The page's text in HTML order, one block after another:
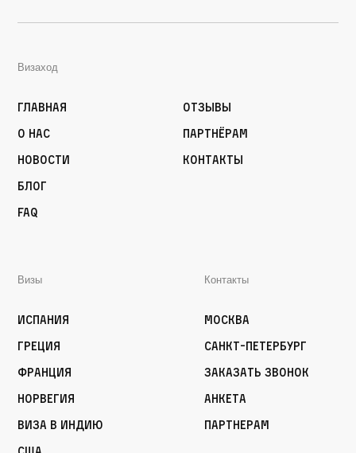
Визаход
Главная
О нас
Новости
Блог
FAQ
Отзывы
Партнёрам
Контакты
Визы
Испания
Греция
Франция
Норвегия
Виза в Индию
Контакты
Москва
Санкт-Петербург
Заказать звонок
Анкета
Партнерам